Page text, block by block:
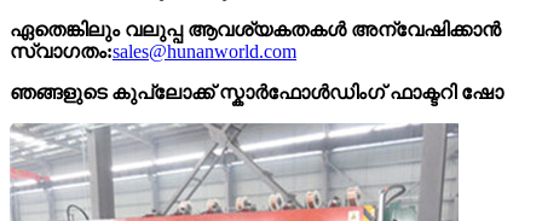
ഏതെങ്കിലും വലുപ്പ ആവശ്യകതകൾ അന്വേഷിക്കാൻ
സ്വാഗതം:sales@hunanworld.com
ഞങ്ങളുടെ കുപ്ലോക്ക് സ്കാർഫോൾഡിംഗ് ഫാക്ടറി ഷോ